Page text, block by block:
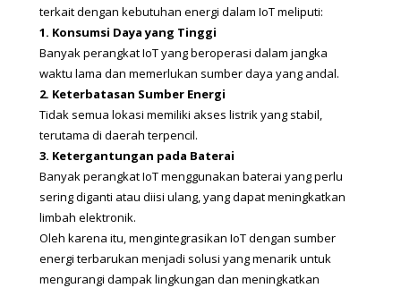
terkait dengan kebutuhan energi dalam IoT meliputi:
1. Konsumsi Daya yang Tinggi
Banyak perangkat IoT yang beroperasi dalam jangka
waktu lama dan memerlukan sumber daya yang andal.
2. Keterbatasan Sumber Energi
Tidak semua lokasi memiliki akses listrik yang stabil,
terutama di daerah terpencil.
3. Ketergantungan pada Baterai
Banyak perangkat IoT menggunakan baterai yang perlu
sering diganti atau diisi ulang, yang dapat meningkatkan
limbah elektronik.
Oleh karena itu, mengintegrasikan IoT dengan sumber
energi terbarukan menjadi solusi yang menarik untuk
mengurangi dampak lingkungan dan meningkatkan